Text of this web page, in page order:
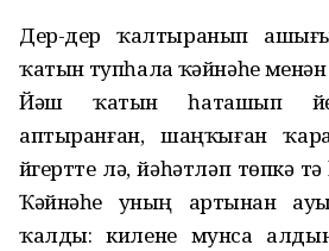
Дер-дер ҡалтыранып
ҡатын тупһала ҡәйнәһе менән
Йәш ҡатын һаташып
аптыранған, шаңҡыған
йүгертте лә, йәһәтләп төпкә
Ҡәйнәһе уның артынан
ҡалды: килене мунса